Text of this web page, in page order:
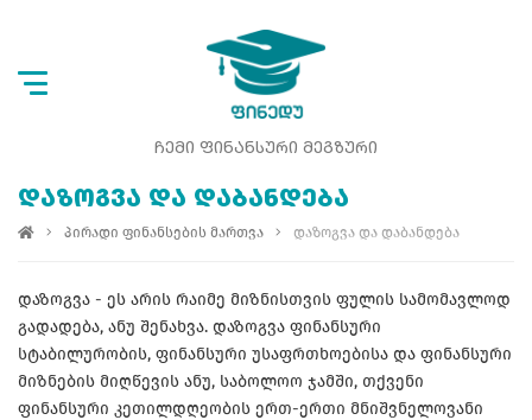
ᲩᲔᲛᲘ ᲤᲘᲜᲐᲜᲡᲣᲠᲘ ᲛᲔᲒᲖᲣᲠᲘ
ᲓᲐᲖᲝᲒᲕᲐ ᲓᲐ ᲓᲐᲑᲐᲜᲓᲔᲑᲐ
პირადი ფინანსების მართვა დაზოგვა და დაბანდება
დაზოგვა - ეს არის რაიმე მიზნისთვის ფულის სამომავლოდ
გადადება, ანუ შენახვა. დაზოგვა ფინანსური
სტაბილურობის, ფინანსური უსაფრთხოებისა და ფინანსური
მიზნების მიღწევის ანუ, საბოლოო ჯამში, თქვენი
ფინანსური კეთილდღეობის ერთ-ერთი მნიშვნელოვანი